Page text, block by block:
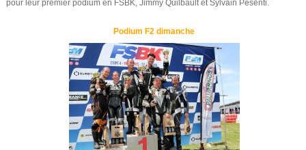
pour leur premier podium en FSBK, Jimmy Quilbault et Sylvain Pesenti.
Podium F2 dimanche